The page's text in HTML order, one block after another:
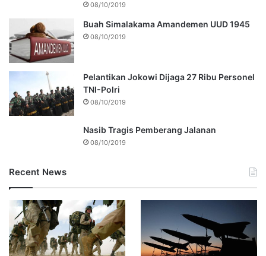
08/10/2019
Buah Simalakama Amandemen UUD 1945
08/10/2019
Pelantikan Jokowi Dijaga 27 Ribu Personel
TNI-Polri
08/10/2019
Nasib Tragis Pemberang Jalanan
08/10/2019
Recent News